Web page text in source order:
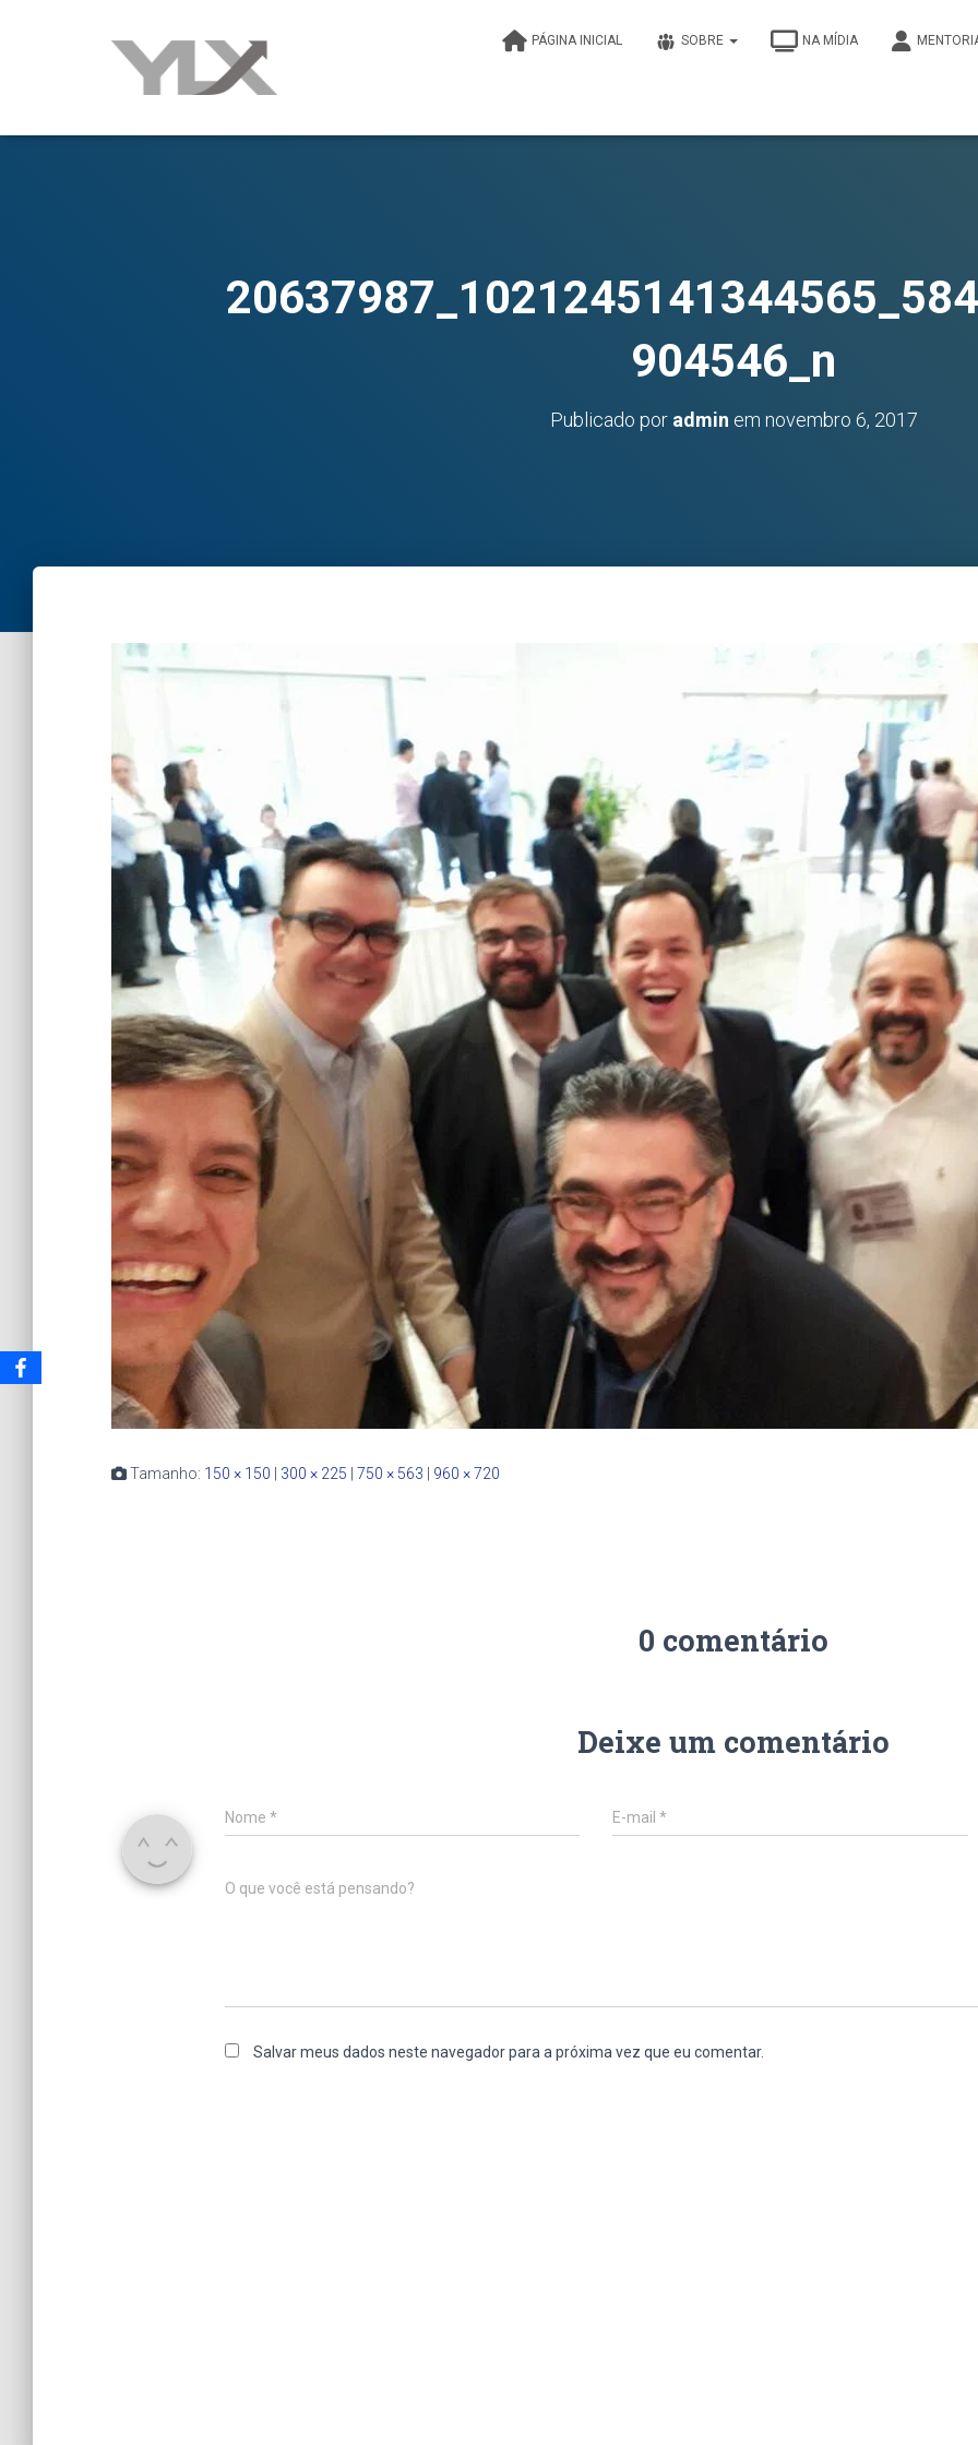
PÁGINA INICIAL SOBRE NA MÍDIA
904546_n
Publicado por admin em novembro 6, 2017
Tamanho: 150 × 150 300 × 225 750 × 563 960 × 720
0 comentário
Deixe um comentário
Nome * E-mail*
O que você está pensando?
Salvar meus dados neste navegador para a próxima vez que eu comentar.